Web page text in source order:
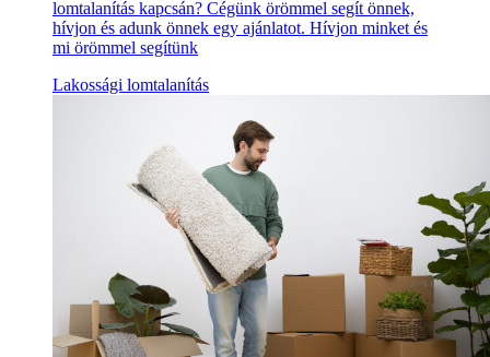
lomtalanítás kapcsán? Cégünk örömmel segít önnek,
hívjon és adunk önnek egy ajánlatot. Hívjon minket és
mi örömmel segítünk
Lakossági lomtalanítás